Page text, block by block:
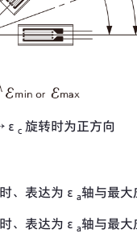
c 旋转时为正方向
时、表达为ε a轴与最大
时、表达为ε a轴与最大